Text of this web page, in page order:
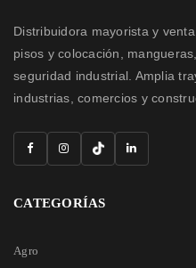
Distribuidora mayorista y
pisos y colocación,
seguridad industrial. Amplia
industrias, comercios y
CATEGORÍAS
Agro